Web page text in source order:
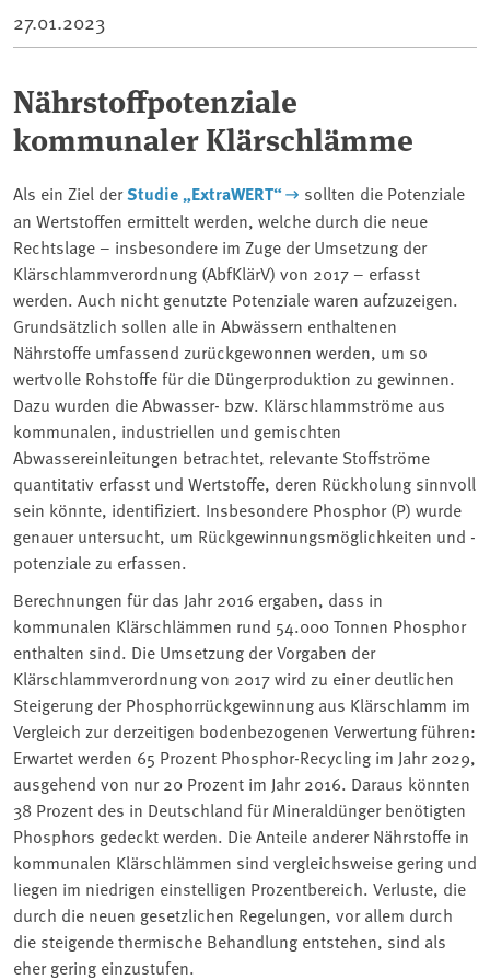
27.01.2023
Nährstoffpotenziale
kommunaler Klärschlämme
Als ein Ziel derStudie „ExtraWERT“
sollten die Potenziale
an Wertstoffen ermittelt werden, welche durch die neue
Rechtslage – insbesondere im Zuge der Umsetzung der
Klärschlammverordnung (AbfKlärV) von 2017 – erfasst
werden. Auch nicht genutzte Potenziale waren aufzuzeigen.
Grundsätzlich sollen alle in Abwässern enthaltenen
Nährstoffe umfassend zurückgewonnen werden, um so
wertvolle Rohstoffe für die Düngerproduktion zu gewinnen.
Dazu wurden die Abwasser- bzw. Klärschlammströme aus
kommunalen, industriellen und gemischten
Abwassereinleitungen betrachtet, relevante Stoffströme
quantitativ erfasst und Wertstoffe, deren Rückholung sinnvoll
sein könnte, identifiziert. Insbesondere Phosphor (P) wurde
genauer untersucht, um Rückgewinnungsmöglichkeiten und -
potenziale zu erfassen.
Berechnungen für das Jahr 2016 ergaben, dass in
kommunalen Klärschlämmen rund 54.000 Tonnen Phosphor
enthalten sind. Die Umsetzung der Vorgaben der
Klärschlammverordnung von 2017 wird zu einer deutlichen
Steigerung der Phosphorrückgewinnung aus Klärschlamm im
Vergleich zur derzeitigen bodenbezogenen Verwertung führen:
Erwartet werden 65 Prozent Phosphor-Recycling im Jahr 2029,
ausgehend von nur 20 Prozent im Jahr 2016. Daraus könnten
38 Prozent des in Deutschland für Mineraldünger benötigten
Phosphors gedeckt werden. Die Anteile anderer Nährstoffe in
kommunalen Klärschlämmen sind vergleichsweise gering und
liegen im niedrigen einstelligen Prozentbereich. Verluste, die
durch die neuen gesetzlichen Regelungen, vor allem durch
die steigende thermische Behandlung entstehen, sind als
eher gering einzustufen.